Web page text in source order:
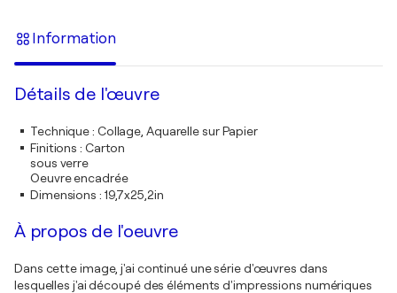
Information
Détails de l'œuvre
Technique: Collage, Aquarelle sur Papier
Finitions : Carton
sous verre
Oeuvre encadrée
Dimensions : 19,7x25,2in
À propos de l'oeuvre
Dans cette image, j'ai continué une série d'œuvres dans
lesquelles j'ai découpé des éléments d'impressions numériques